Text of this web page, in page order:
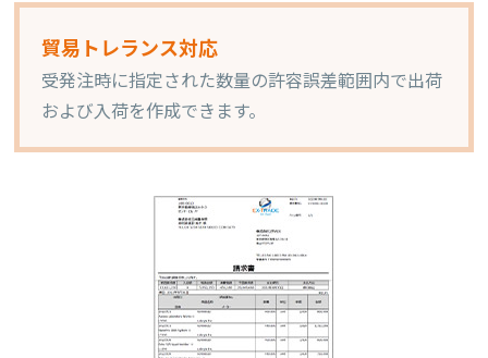
貿易トレランス対応
受発注時に指定された数量の許容誤差範囲内で出荷
および入荷を作成できます。